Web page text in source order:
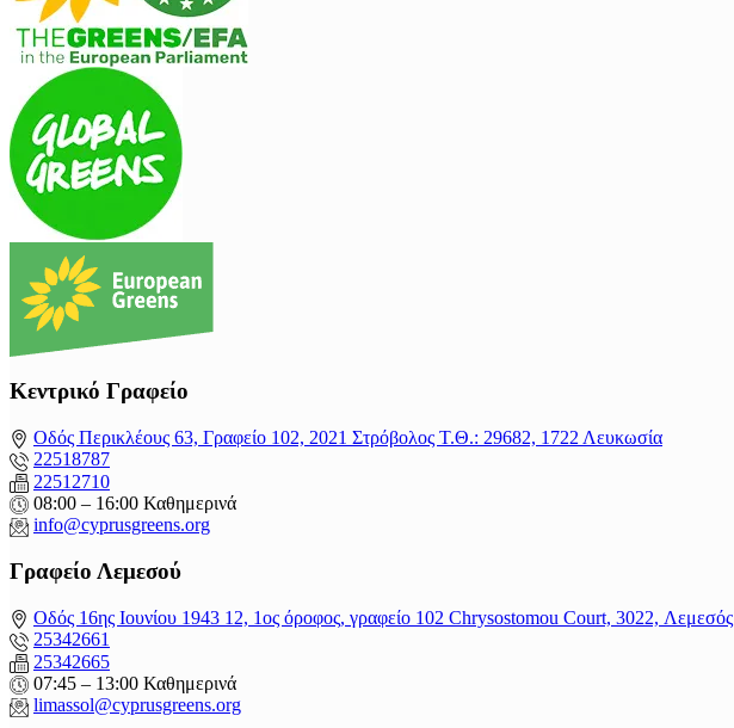
Κεντρικό Γραφείο
Οδός Περικλέους 63, Γραφείο 102, 2021 Στρόβολος Τ.Θ.: 29682, 1722 Λευκωσία
22518787
22512710
08:00 – 16:00 Καθημερινά
info@cyprusgreens.org
Γραφείο Λεμεσού
Οδός 16ης Ιουνίου 1943 12, 1ος όροφος, γραφείο 102 Chrysostomou Court, 3022, Λεμεσός
25342661
25342665
07:45 – 13:00 Καθημερινά
limassol@cyprusgreens.org